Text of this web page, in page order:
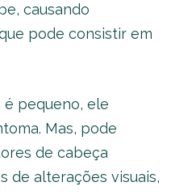
causando
pode consistir em
é pequeno, ele
Mas, pode
de cabeça
de alterações visuais,